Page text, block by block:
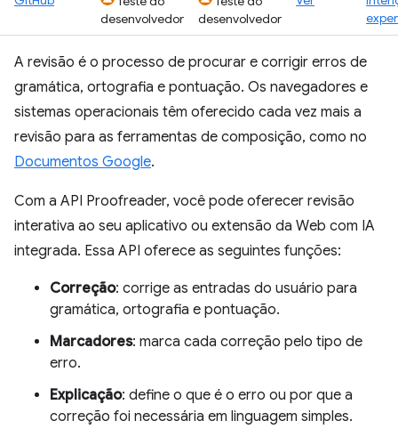
desenvolvedor
desenvolvedor
A revisão é o processo de procurar e corrigir erros de
gramática, ortografia e pontuação. Os navegadores e
sistemas operacionais têm oferecido cada vez mais a
revisão para as ferramentas de composição, como no
Documentos Google.
Com a API Proofreader, você pode oferecer revisão
interativa ao seu aplicativo ou extensão da Web com IA
integrada. Essa API oferece as seguintes funções:
Correção: corrige as entradas do usuário para
gramática, ortografia e pontuação.
Marcadores: marca cada correção pelo tipo de
erro.
Explicação: define o que é o erro ou por que a
correção foi necessária em linguagem simples.